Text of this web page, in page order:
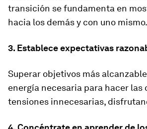
transición se fundamenta en
hacia los demás y con uno mismo.
3. Establece expectativas
Superar objetivos más
energía necesaria para hacer las
tensiones innecesarias,